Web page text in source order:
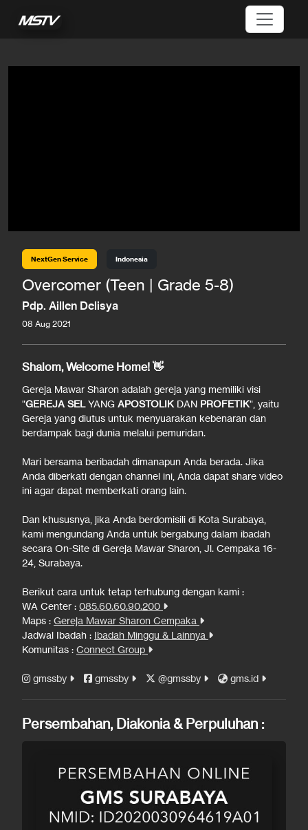
NextGen Service Indonesia
Overcomer (Teen | Grade 5-8)
Pdp. Aillen Delisya
08 Aug 2021
Shalom, Welcome Home! 👋
Gereja Mawar Sharon adalah gereja yang memiliki visi
"GEREJA SELYANG APOSTOLIK DAN PROFETIK", yaitu
Gereja yang diutus untuk menyuarakan kebenaran dan
berdampak bagi dunia melalui pemuridan.
Mari bersama beribadah dimanapun Anda berada. Jika
Anda diberkati dengan channel ini, Anda dapat share video
ini agar dapat memberkati orang lain.
Dan khususnya, jika Anda berdomisili di Kota Surabaya,
kami mengundang Anda untuk bergabung dalam ibadah
secara On-Site di Gereja Mawar Sharon, Jl. Cempaka 16-
24, Surabaya.
Berikut cara untuk tetap terhubung dengan kami :
WA Center : 085.60.60.90.200
Maps : Gereja Mawar Sharon Cempaka
Jadwal Ibadah : Ibadah Minggu & Lainnya
Komunitas : Connect Group
gmssby gmssby @gmssby gms.id
Persembahan, Diakonia & Perpuluhan :